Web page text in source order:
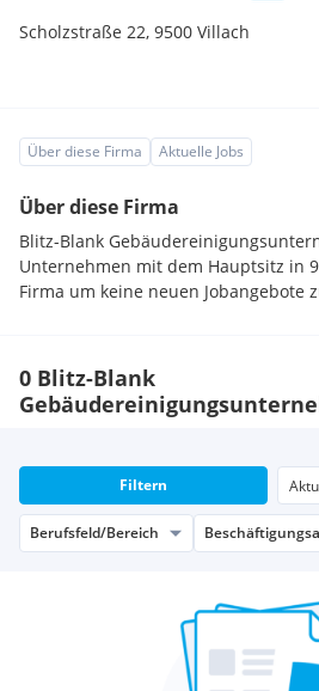
Scholzstraße 22, 9500 Villach
Über diese Firma Aktuelle Jobs
Über diese Firma
Blitz-Blank
Unternehmen mit dem Hauptsitz in
Firma um keine neuen Jobangebote
0 Blitz-Blank
Filtern
Berufsfeld/Bereich